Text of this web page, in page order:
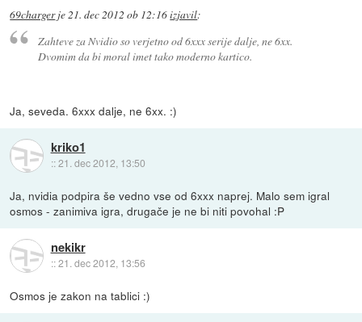
69chargerje 21. dec 2012 ob 12:16izjavil:
Zahteve za Nvidio so verjetno od 6xxx serije dalje, ne 6xx.
Dvomim da bi moral imet tako moderno kartico.
Ja, seveda. 6xxx dalje, ne 6xx. :)
kriko1
::21. dec 2012, 13:50
Ja, nvidia podpira še vedno vse od 6xxx naprej. Malo sem igral
osmos - zanimiva igra, drugače je ne bi niti povohal :P
nekikr
::21. dec 2012, 13:56
Osmos je zakon na tablici :)